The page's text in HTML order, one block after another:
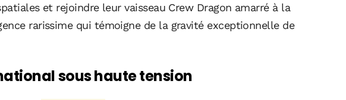
et rejoindre leur vaisseau Crew Dragon amarré à la
rarissime qui témoigne de la gravité exceptionnelle de
sous haute tension